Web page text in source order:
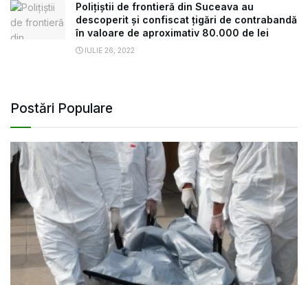
Polițiștii de frontieră din Suceava au
descoperit și confiscat țigări de contrabandă
în valoare de aproximativ 80.000 de lei
IULIE 26, 2022
Postări Populare